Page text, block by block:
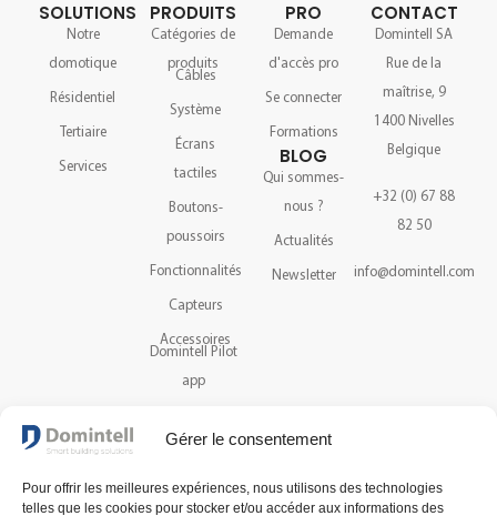
Gérer le consentement
Pour offrir les meilleures expériences, nous utilisons des technologies
telles que les cookies pour stocker et/ou accéder aux informations des
SOLUTIONS
Notre
domotique
Résidentiel
Tertiaire
Services
PRODUITS
Catégories de
produits
Câbles
Système
Écrans
tactiles
Boutons-
poussoirs
Fonctionnalités
Capteurs
Accessoires
Domintell Pilot
app
PRO
Demande
d'accès pro
Se connecter
Formations
BLOG
Qui sommes-
nous ?
Actualités
Newsletter
CONTACT
Domintell SA
Rue de la
maîtrise, 9
1400 Nivelles
Belgique
+32 (0) 67 88
82 50
info@domintell.com